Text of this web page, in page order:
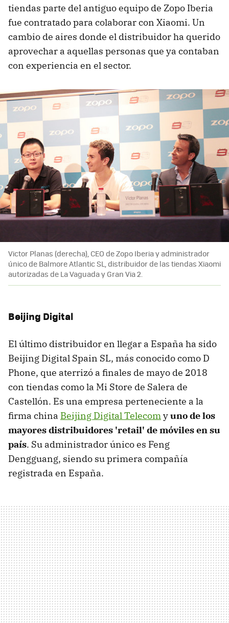
tiendas parte del antiguo equipo de Zopo Iberia
fue contratado para colaborar con Xiaomi. Un
cambio de aires donde el distribuidor ha querido
aprovechar a aquellas personas que ya contaban
con experiencia en el sector.
Victor Planas (derecha), CEO de Zopo Iberia y administrador
único de Balmore Atlantic SL, distribuidor de las tiendas Xiaomi
autorizadas de La Vaguada y Gran Via 2.
Beijing Digital
El último distribuidor en llegar a España ha sido
Beijing Digital Spain SL, más conocido como D
Phone, que aterrizó a finales de mayo de 2018
con tiendas como la Mi Store de Salera de
Castellón. Es una empresa perteneciente a la
firma china Beijing Digital Telecomyuno de los
mayores distribuidores 'retail' de móviles en su
país. Su administrador único es Feng
Dengguang, siendo su primera compañía
registrada en España.